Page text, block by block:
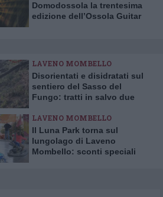
Domodossola la trentesima
edizione dell’Ossola Guitar
LAVENO MOMBELLO
Disorientati e disidratati sul
sentiero del Sasso del
Fungo: tratti in salvo due
LAVENO MOMBELLO
Il Luna Park torna sul
lungolago di Laveno
Mombello: sconti speciali